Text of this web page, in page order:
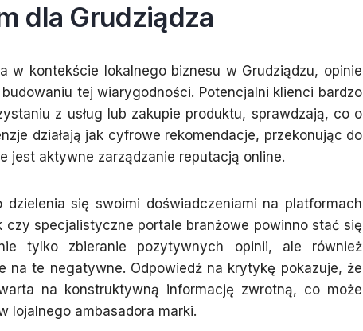
dla Grudziądza
kontekście lokalnego biznesu w Grudziądzu, opinie
tej wiarygodności. Potencjalni klienci bardzo
z usług lub zakupie produktu, sprawdzają, co o
działają jak cyfrowe rekomendacje, przekonując do
jest aktywne zarządzanie reputacją online.
się swoimi doświadczeniami na platformach
czy specjalistyczne portale branżowe powinno stać się
tylko zbieranie pozytywnych opinii, ale również
na te negatywne. Odpowiedź na krytykę pokazuje, że
na konstruktywną informację zwrotną, co może
lojalnego ambasadora marki.